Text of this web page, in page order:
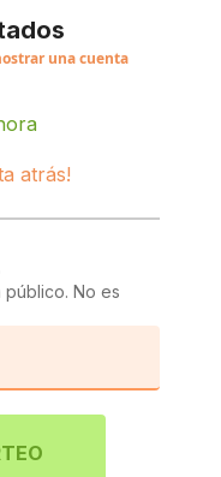
una cuenta
atrás!
público. No es